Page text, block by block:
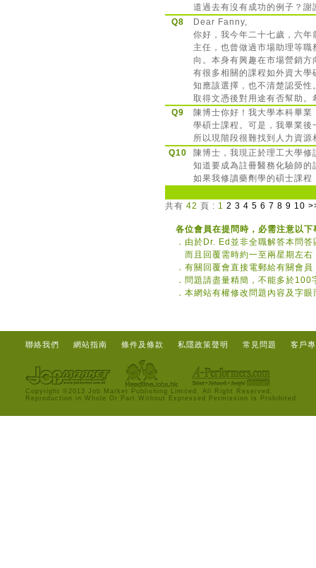
道過去有沒有成功的例子？謝
Q8
Dear Fanny,
你好，我今年二十七歲，六
主任，也曾做過市場助理等
向。本身有興趣在市場營銷
有很多相關的課程如外資大
知應該選擇，也不清楚認受
取得文憑後對用途有否幫助。
Q9
陳博士你好！我大學本科畢
學碩士課程。可是，我畢業
所以現階段很難找到人力資
Q10
陳博士，我現正於理工大學
知道要成為註冊醫務化驗師
如果我修讀藥劑學的碩士課
共有 42 頁 : 1 2 3 4 5 6 7 8 9 10
各位會員在提問時，必需注意以下
． 由於Dr. Ed並非全職解答本問
而且回覆需時約一至兩星期左右
． 有關回覆會直接電郵給有關會
． 問題請盡量精簡，不能多於100
． 本網站有權修改問題內容及字眼
聯絡我們 網站指南 條件及條款 私隱政策聲明 常見問題 客戶
Copyright ©2013 Job Market Publishing Limited. All Right Reserved.
Reproduction in Whole Or Part Without Expressed Permission is Prohibited.